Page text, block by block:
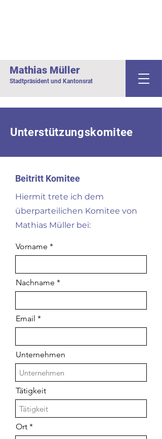
Mathias Müller
Stadtpräsident und Kantonsrat
Unterstützungskomitee
Beitritt Komitee
Hiermit trete ich dem
überparteilichen Komitee von
Mathias Müller bei:
Vorname
Nachname
Email
Unternehmen
Tätigkeit
Ort